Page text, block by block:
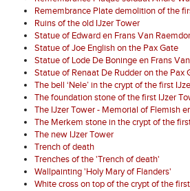
Remembrance Plate demolition of the
Ruins of the old IJzer Tower
Statue of Edward en Frans Van
Statue of Joe English on the Pax Gate
Statue of Lode De Boninge en Frans
Statue of Renaat De Rudder on the Pax
The bell ‘Nele’ in the crypt of the first
The foundation stone of the first IJzer
The IJzer Tower - Memorial of Flemish
The Merkem stone in the crypt of the
The new IJzer Tower
Trench of death
Trenches of the 'Trench of death'
Wallpainting 'Holy Mary of Flanders'
White cross on top of the crypt of the